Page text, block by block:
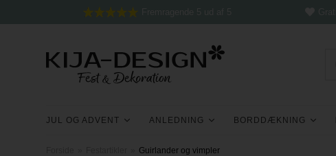
JUL OG ADVENT ANLEDNING BORDDÆKNING
Guirlander og vimpler